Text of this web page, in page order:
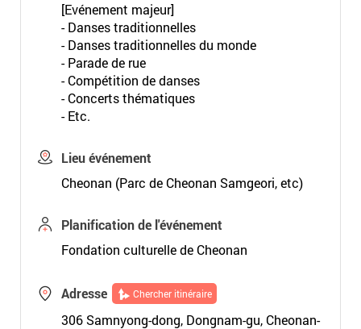
[Evénement majeur]
- Danses traditionnelles
- Danses traditionnelles du monde
- Parade de rue
- Compétition de danses
- Concerts thématiques
- Etc.
Lieu événement
Cheonan (Parc de Cheonan Samgeori, etc)
Planification de l'événement
Fondation culturelle de Cheonan
Adresse Chercher itinéraire
306 Samnyong-dong, Dongnam-gu, Cheonan-